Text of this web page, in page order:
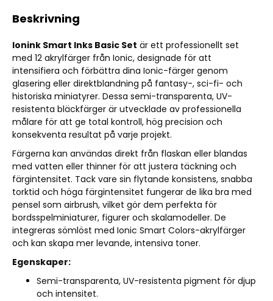
Beskrivning
Ionink Smart Inks Basic Set är ett professionellt set
med 12 akrylfärger från Ionic, designade för att
intensifiera och förbättra dina Ionic-färger genom
glasering eller direktblandning på fantasy-, sci-fi- och
historiska miniatyrer. Dessa semi-transparenta, UV-
resistenta bläckfärger är utvecklade av professionella
målare för att ge total kontroll, hög precision och
konsekventa resultat på varje projekt.
Färgerna kan användas direkt från flaskan eller blandas
med vatten eller thinner för att justera täckning och
färgintensitet. Tack vare sin flytande konsistens, snabba
torktid och höga färgintensitet fungerar de lika bra med
pensel som airbrush, vilket gör dem perfekta för
bordsspelminiaturer, figurer och skalamodeller. De
integreras sömlöst med Ionic Smart Colors-akrylfärger
och kan skapa mer levande, intensiva toner.
Egenskaper:
Semi-transparenta, UV-resistenta pigment för djup
och intensitet.